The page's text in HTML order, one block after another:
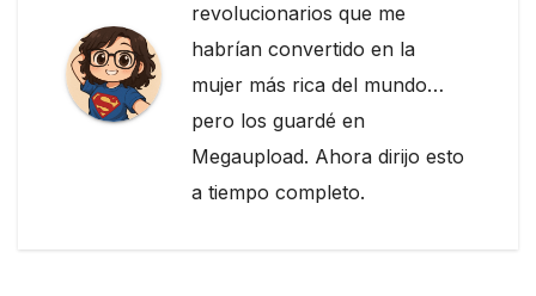
revolucionarios que me
habrían convertido en la
mujer más rica del mundo…
pero los guardé en
Megaupload. Ahora dirijo esto
a tiempo completo.